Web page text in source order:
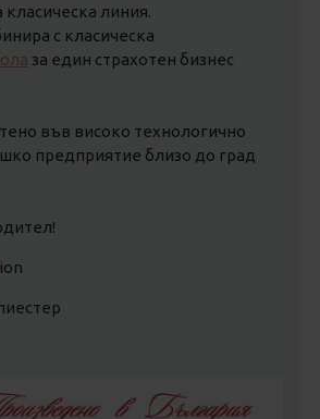
класическа линия.
с класическа
за един страхотен бизнес
във високо технологично
предприятие близо до град